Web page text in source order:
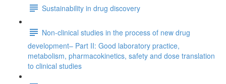
Sustainability in drug discovery
Non-clinical studies in the process of new drug
development– Part II: Good laboratory practice,
metabolism, pharmacokinetics, safety and dose translation
to clinical studies